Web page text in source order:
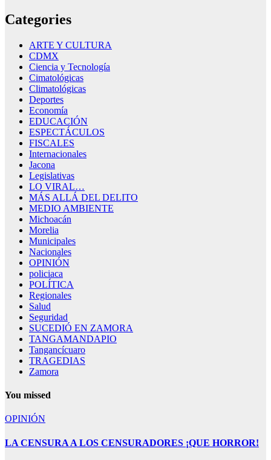
Categories
ARTE Y CULTURA
CDMX
Ciencia y Tecnología
Cimatológicas
Climatológicas
Deportes
Economía
EDUCACIÓN
ESPECTÁCULOS
FISCALES
Internacionales
Jacona
Legislativas
LO VIRAL…
MÁS ALLÁ DEL DELITO
MEDIO AMBIENTE
Michoacán
Morelia
Municipales
Nacionales
OPINIÓN
policiaca
POLÍTICA
Regionales
Salud
Seguridad
SUCEDIÓ EN ZAMORA
TANGAMANDAPIO
Tangancícuaro
TRAGEDIAS
Zamora
You missed
OPINIÓN
LA CENSURA A LOS CENSURADORES ¡QUE HORROR!